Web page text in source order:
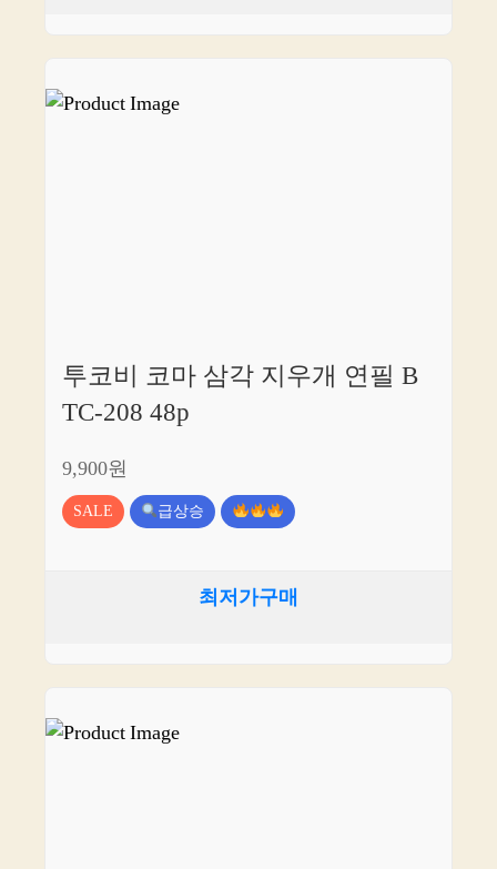
투코비 코마 삼각 지우개 연필 B
TC-208 48p
9,900원
SALE 급상승
최저가구매